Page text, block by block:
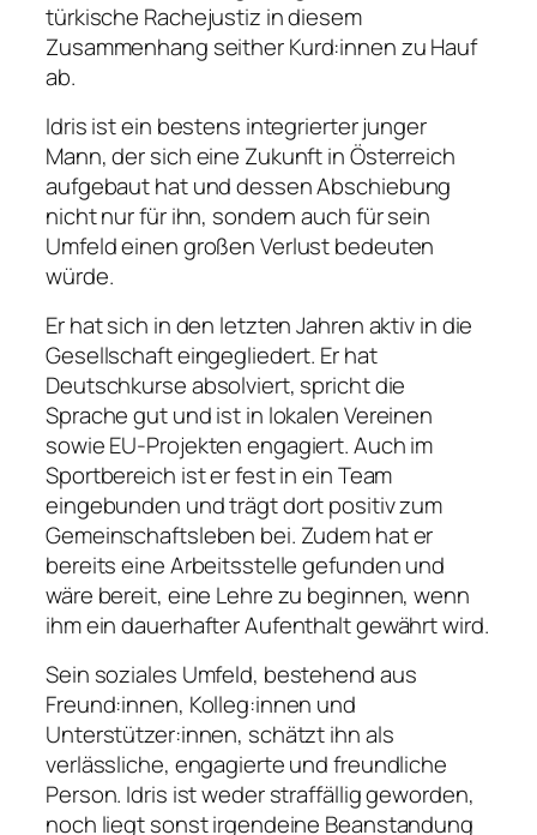
türkische Rachejustiz in diesem
Zusammenhang seither Kurd:innen zu Hauf
ab.
Idris ist ein bestens integrierter junger
Mann, der sich eine Zukunft in Österreich
aufgebaut hat und dessen Abschiebung
nicht nur für ihn, sondern auch für sein
Umfeld einen großen Verlust bedeuten
würde.
Er hat sich in den letzten Jahren aktiv in die
Gesellschaft eingegliedert. Er hat
Deutschkurse absolviert, spricht die
Sprache gut und ist in lokalen Vereinen
sowie EU-Projekten engagiert. Auch im
Sportbereich ist er fest in ein Team
eingebunden und trägt dort positiv zum
Gemeinschaftsleben bei. Zudem hat er
bereits eine Arbeitsstelle gefunden und
wäre bereit, eine Lehre zu beginnen, wenn
ihm ein dauerhafter Aufenthalt gewährt wird.
Sein soziales Umfeld, bestehend aus
Freund:innen, Kolleg:innen und
Unterstützer:innen, schätzt ihn als
verlässliche, engagierte und freundliche
Person. Idris ist weder straffällig geworden,
noch liegt sonst irgendeine Beanstandung